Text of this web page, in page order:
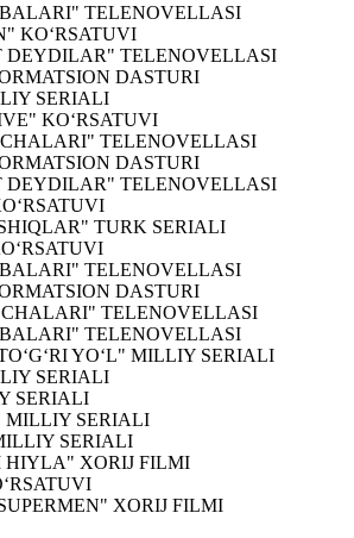
TELENOVELLASI
KO‘RSATUVI
DEYDILAR" TELENOVELLASI
DASTURI
SERIALI
KO‘RSATUVI
TELENOVELLASI
DASTURI
DEYDILAR" TELENOVELLASI
TURK SERIALI
TELENOVELLASI
DASTURI
TELENOVELLASI
TELENOVELLASI
YO‘L" MILLIY SERIALI
SERIALI
SERIALI
MILLIY SERIALI
SERIALI
HIYLA" XORIJ FILMI
XORIJ FILMI